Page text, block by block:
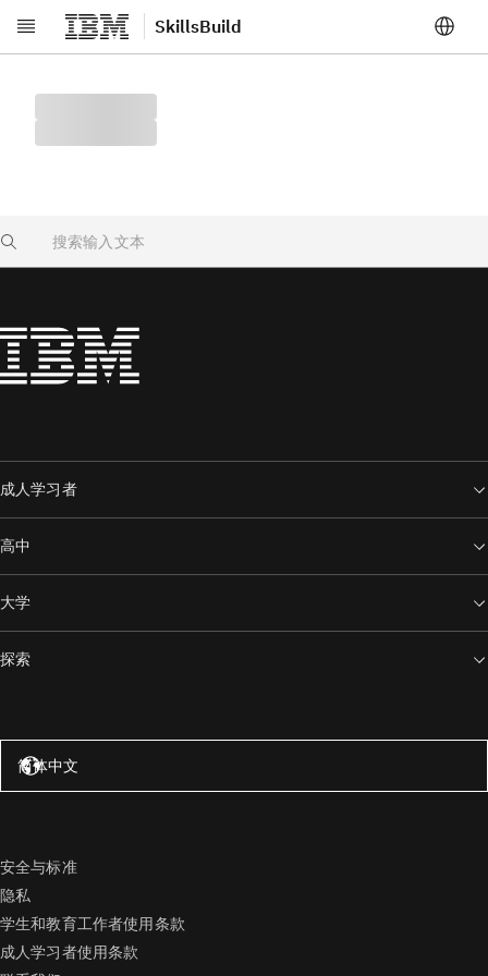
跳转至主要内容 SkillsBuild
Search
成人学习者
高中
大学
探索
简体中文
安全与标准
隐私
学生和教育工作者使用条款
成人学习者使用条款